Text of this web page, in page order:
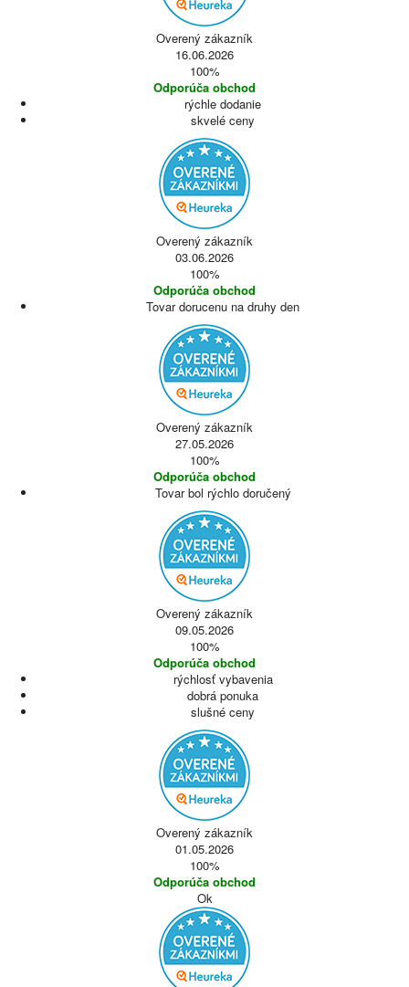
Overený zákazník
16.06.2026
100%
Odporúča obchod
rýchle dodanie
skvelé ceny
Overený zákazník
03.06.2026
100%
Odporúča obchod
Tovar dorucenu na druhy den
Overený zákazník
27.05.2026
100%
Odporúča obchod
Tovar bol rýchlo doručený
Overený zákazník
09.05.2026
100%
Odporúča obchod
rýchlosť vybavenia
dobrá ponuka
slušné ceny
Overený zákazník
01.05.2026
100%
Odporúča obchod
Ok